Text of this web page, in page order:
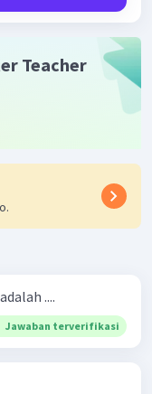
Teacher
....
Jawaban terverifikasi